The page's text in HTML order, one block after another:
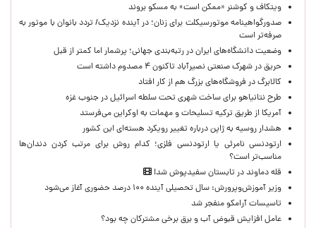
ویتکاف و کوشنر «ممکن است» به مسکو بروند
صدورگواهینامه موتورسیکلت برای زنان؛ در آینده نزدیک/ تردد بانوان با موتور به‌
صرفه‌تر است
وضعیت دانشگاه‌های ایران در رتبه‌بندی جهانی؛ پرشمار اما کمتر از قبل
حریق در شهرک صنعتی نصیرآباد تاکنون ۴ مصدوم داشته است
کالابرگ در فروشگاه‌های بزرگ هم از کار افتاد
طرح نتانیاهو برای ساخت شهری تحت سلطه اسرائیل در جنوب غزه
آمریکا از طریق ترکیه تسلیحات و مهمات به اوکراین می‌فرستد
هشدار روسیه به ژاپن درباره تغییر رویکرد هسته‌ای این کشور
ارتودنسی نامرئی یا ارتودنسی فلزی؛ کدام روش برای مرتب کردن دندان‌ها
مناسب‌تر است؟
قله دماوند در تابستان سفیدپوش شد!
وزیر آموزش‌وپرورش: سال تحصیلی آینده ۱۰۰ درصد حضوری آغاز می‌شود
تاسیسات آرامکو منفجر شد
عامل افزایش قبوض آب و برق برخی مشترکان چه بود؟